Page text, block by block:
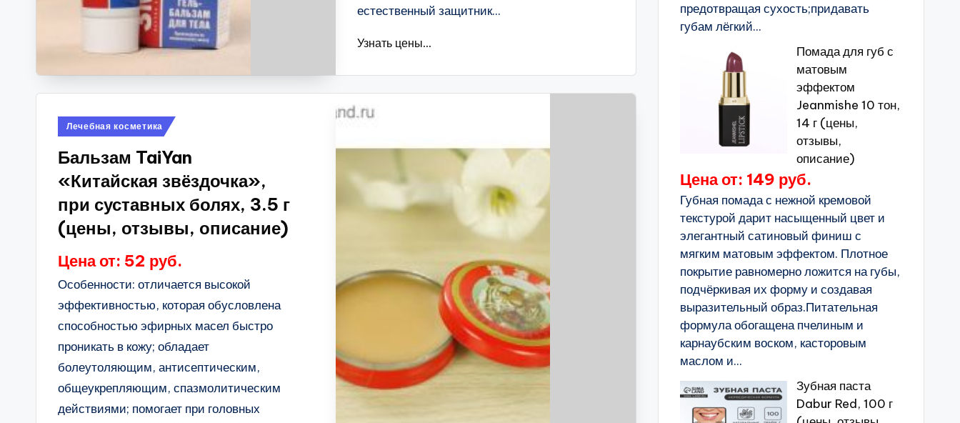
естественный защитник...
Узнать цены...
Опубликовано
Лечебная косметика
Бальзам TaiYan
«Китайская звёздочка»,
при суставных болях, 3.5 г
(цены, отзывы, описание)
Цена от: 52 руб.
Особенности: отличается высокой
эффективностью, которая обусловлена
способностью эфирных масел быстро
проникать в кожу; обладает
болеутоляющим, антисептическим,
общеукрепляющим, спазмолитическим
действиями; помогает при головных
предотвращая сухость;придавать
губам лёгкий...
Помада для губ с
матовым
эффектом
Jeanmishe 10 тон,
14 г (цены,
отзывы,
описание)
Цена от: 149 руб.
Губная помада с нежной кремовой
текстурой дарит насыщенный цвет и
элегантный сатиновый финиш с
мягким матовым эффектом. Плотное
покрытие равномерно ложится на губы,
подчёркивая их форму и создавая
выразительный образ.Питательная
формула обогащена пчелиным и
карнаубским воском, касторовым
маслом и...
Зубная паста
Dabur Red, 100 г